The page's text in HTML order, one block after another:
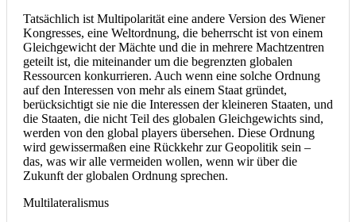
Tatsächlich ist Multipolarität eine andere Version des Wiener
Kongresses, eine Weltordnung, die beherrscht ist von einem
Gleichgewicht der Mächte und die in mehrere Machtzentren
geteilt ist, die miteinander um die begrenzten globalen
Ressourcen konkurrieren. Auch wenn eine solche Ordnung
auf den Interessen von mehr als einem Staat gründet,
berücksichtigt sie nie die Interessen der kleineren Staaten, und
die Staaten, die nicht Teil des globalen Gleichgewichts sind,
werden von den global players übersehen. Diese Ordnung
wird gewissermaßen eine Rückkehr zur Geopolitik sein –
das, was wir alle vermeiden wollen, wenn wir über die
Zukunft der globalen Ordnung sprechen.
Multilateralismus